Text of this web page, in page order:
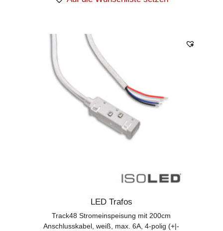
LED Trafos
Track48 Stromeinspeisung mit 200cm
Anschlusskabel, weiß, max. 6A, 4-polig (+|-